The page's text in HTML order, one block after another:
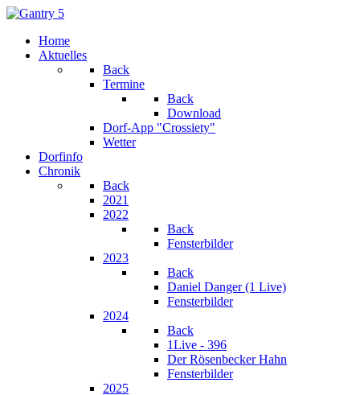
Home
Aktuelles
Back
Termine
Back
Download
Dorf-App "Crossiety"
Wetter
Dorfinfo
Chronik
Back
2021
2022
Back
Fensterbilder
2023
Back
Daniel Danger (1 Live)
Fensterbilder
2024
Back
1Live - 396
Der Rösenbecker Hahn
Fensterbilder
2025